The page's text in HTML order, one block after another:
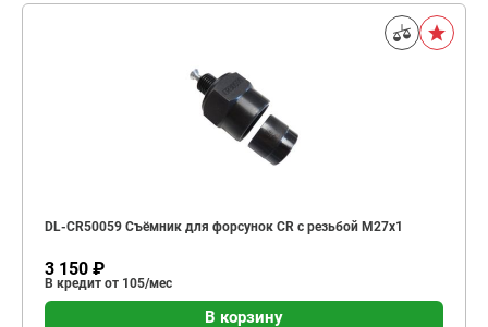
DL-CR50059 Съёмник для форсунок CR с резьбой М27х1
3 150 ₽
В кредит от 105/мес
В корзину